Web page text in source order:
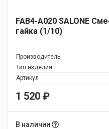
FAB4-A020 SALONE
гайка (1/10)
Производитель
Тип изделия
Артикул
1 520 ₽
В наличии